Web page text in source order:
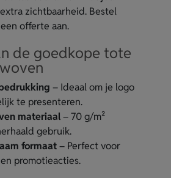
zichtbaarheid. Bestel
offerte aan.
de goedkope tote
– Ideaal om je logo
te presenteren.
materiaal– 70 g/m²
gebruik.
formaat– Perfect voor
promotieacties.